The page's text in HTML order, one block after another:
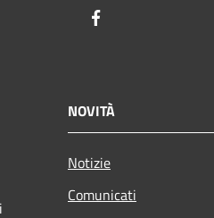
NOVITÀ
Notizie
Comunicati